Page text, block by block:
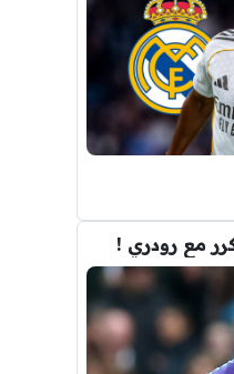
مع رودري !